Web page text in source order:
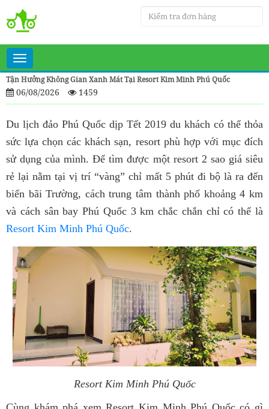
Toggle
navigation
Tận Hưởng Không Gian Xanh Mát Tại Resort Kim Minh Phú Quốc
06/08/2026 1459
Du lịch đảo Phú Quốc dịp Tết 2019 du khách có thể thỏa
sức lựa chọn các khách sạn, resort phù hợp với mục đích
sử dụng của mình. Để tìm được một resort 2 sao giá siêu
rẻ lại nằm tại vị trí “vàng” chỉ mất 5 phút đi bộ là ra đến
biển bãi Trường, cách trung tâm thành phố khoảng 4 km
và cách sân bay Phú Quốc 3 km chắc chắn chỉ có thể là
Resort Kim Minh Phú Quốc.
Resort Kim Minh Phú Quốc